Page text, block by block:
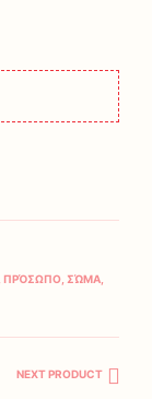
ΠΡΌΣΩΠΟ ΣΏΜΑ
NEXT PRODUCT